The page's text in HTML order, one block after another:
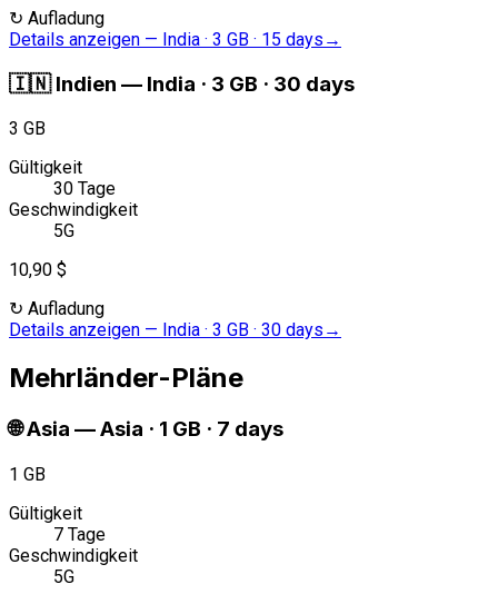
↻ Aufladung
Details anzeigen — India · 3 GB · 15 days →
🇮🇳 Indien — India · 3 GB · 30 days
3 GB
Gültigkeit
30 Tage
Geschwindigkeit
5G
10,90 $
↻ Aufladung
Details anzeigen — India · 3 GB · 30 days →
Mehrländer-Pläne
🌐Asia —Asia · 1 GB · 7 days
1 GB
Gültigkeit
7 Tage
Geschwindigkeit
5G